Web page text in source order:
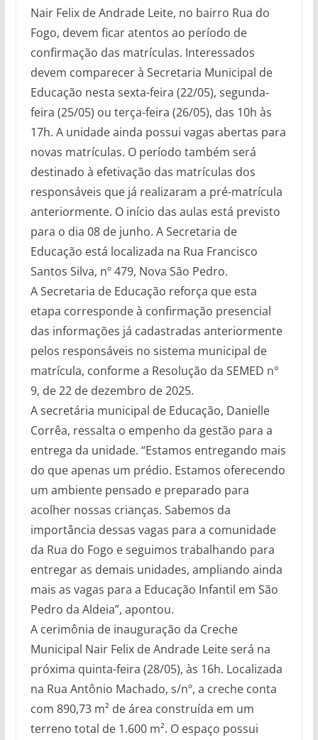
Nair Felix de Andrade Leite, no bairro Rua do
Fogo, devem ficar atentos ao período de
confirmação das matrículas. Interessados
devem comparecer à Secretaria Municipal de
Educação nesta sexta-feira (22/05), segunda-
feira (25/05) ou terça-feira (26/05), das 10h às
17h. A unidade ainda possui vagas abertas para
novas matrículas. O período também será
destinado à efetivação das matrículas dos
responsáveis que já realizaram a pré-matrícula
anteriormente. O início das aulas está previsto
para o dia 08 de junho. A Secretaria de
Educação está localizada na Rua Francisco
Santos Silva, nº 479, Nova São Pedro.
A Secretaria de Educação reforça que esta
etapa corresponde à confirmação presencial
das informações já cadastradas anteriormente
pelos responsáveis no sistema municipal de
matrícula, conforme a Resolução da SEMED n°
9, de 22 de dezembro de 2025.
A secretária municipal de Educação, Danielle
Corrêa, ressalta o empenho da gestão para a
entrega da unidade. “Estamos entregando mais
do que apenas um prédio. Estamos oferecendo
um ambiente pensado e preparado para
acolher nossas crianças. Sabemos da
importância dessas vagas para a comunidade
da Rua do Fogo e seguimos trabalhando para
entregar as demais unidades, ampliando ainda
mais as vagas para a Educação Infantil em São
Pedro da Aldeia”, apontou.
A cerimônia de inauguração da Creche
Municipal Nair Felix de Andrade Leite será na
próxima quinta-feira (28/05), às 16h. Localizada
na Rua Antônio Machado, s/nº, a creche conta
com 890,73 m² de área construída em um
terreno total de 1.600 m². O espaço possui